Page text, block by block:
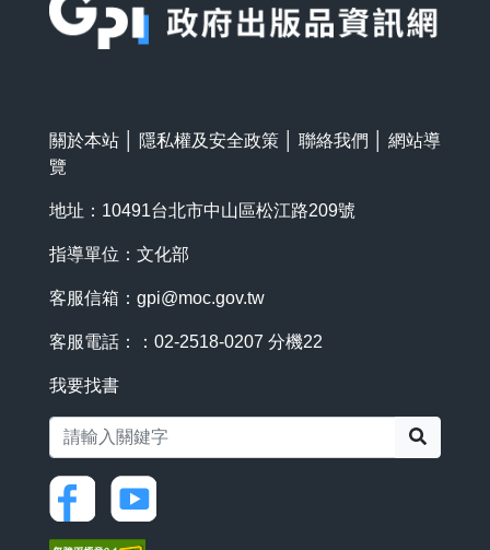
關於本站 隱私權及安全政策 聯絡我們
網站導
覽
地址：10491台北市中山區松江路209號
指導單位：文化部
客服信箱： gpi@moc.gov.tw
客服電話：：02-2518-0207 分機22
我要找書